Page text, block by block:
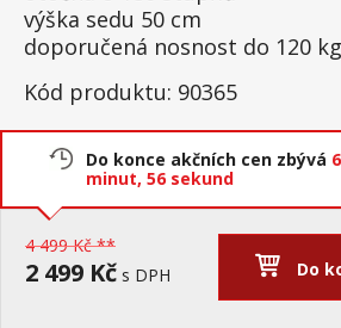
výška sedu 50 cm
doporučená nosnost do 120 kg
Kód produktu: 90365
Do konce akčních cen zbývá
minut, 56 sekund
4 499 Kč **
2 499 Kč s DPH Do